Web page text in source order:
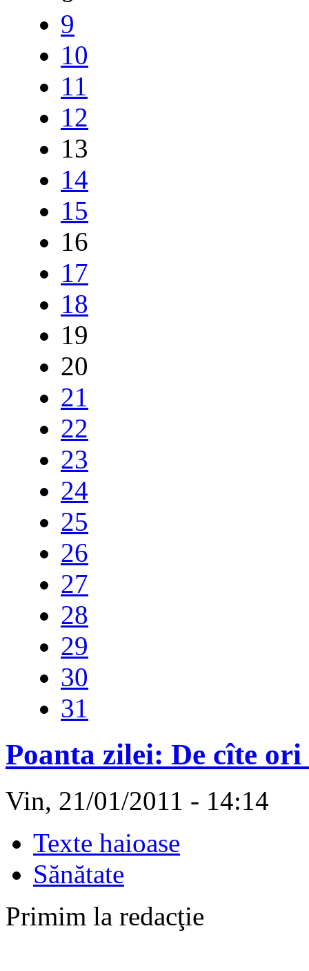
9
10
11
12
13
14
15
16
17
18
19
20
21
22
23
24
25
26
27
28
29
30
31
Poanta zilei: De cîte
Vin, 21/01/2011 - 14:14
Texte haioase
Sănătate
Primim la redacţie